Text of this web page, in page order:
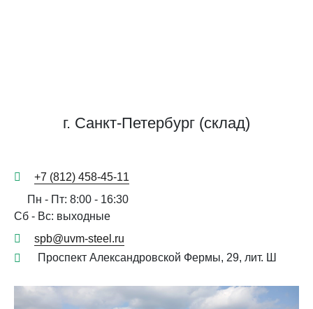
г. Санкт-Петербург (склад)
+7 (812) 458-45-11
Пн - Пт: 8:00 - 16:30
Сб - Вс: выходные
spb@uvm-steel.ru
Проспект Александровской Фермы, 29, лит. Ш